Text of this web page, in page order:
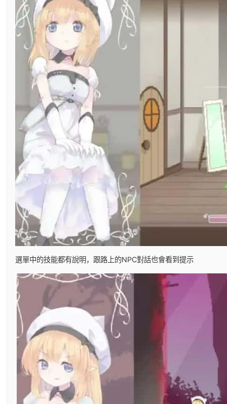
選單中的技能都有說明，跟路上的NPC對話也會看到提示